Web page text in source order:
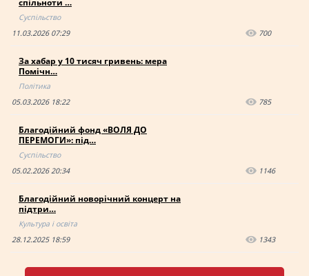
спільноти …
Суспільство
11.03.2026 07:29
700
За хабар у 10 тисяч гривень: мера
Помічн…
Політика
05.03.2026 18:22
785
Благодійний фонд «ВОЛЯ ДО
ПЕРЕМОГИ»: під…
Суспільство
05.02.2026 20:34
1146
Благодійний новорічний концерт на
підтри…
Культура і освіта
28.12.2025 18:59
1343